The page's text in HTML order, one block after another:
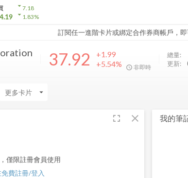
arrow_drop_down7.18
arrow_drop_down1.83%
訂閱任一進階卡片或綁定合作券商帳戶，
37.92
+1.99
+5.54%
非即時
總量:
更新:
arrow_drop_down
fullscreen close
僅限註冊會員使用
費註冊/登入
我的筆